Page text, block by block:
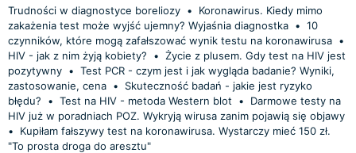
Trudności w diagnostyce boreliozy •
Koronawirus. Kiedy mimo
zakażenia test może wyjść ujemny? Wyjaśnia diagnostka • 10
czynników, które mogą zafałszować wynik testu na koronawirusa •
HIV - jak z nim żyją kobiety?
• Życie z plusem. Gdy test na HIV jest
pozytywny • Test PCR - czym jest i jak wygląda badanie? Wyniki,
zastosowanie, cena •
Skuteczność badań - jakie jest ryzyko
błędu?
• Test na HIV - metoda Western blot •
Darmowe testy na
HIV już w poradniach POZ. Wykryją wirusa zanim pojawią się objawy
•
Kupiłam fałszywy test na koronawirusa. Wystarczy mieć 150 zł.
"To prosta droga do aresztu"